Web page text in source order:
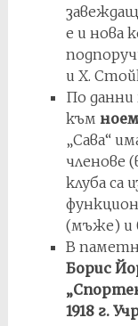
е и нова
и Х.
По данни
към
„Сава“
членове
клуба са
(мъже) и
В
Борис
1918 г.